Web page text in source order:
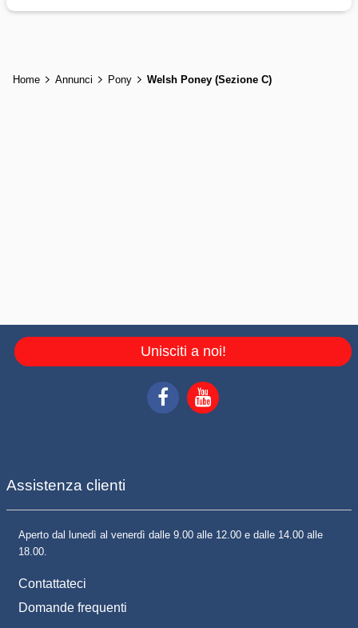
Home Annunci Pony Welsh Poney (Sezione C)
Unisciti a noi!
Assistenza clienti
Aperto dal lunedì al venerdì dalle 9.00 alle 12.00 e dalle 14.00 alle
18.00.
Contattateci
Domande frequenti